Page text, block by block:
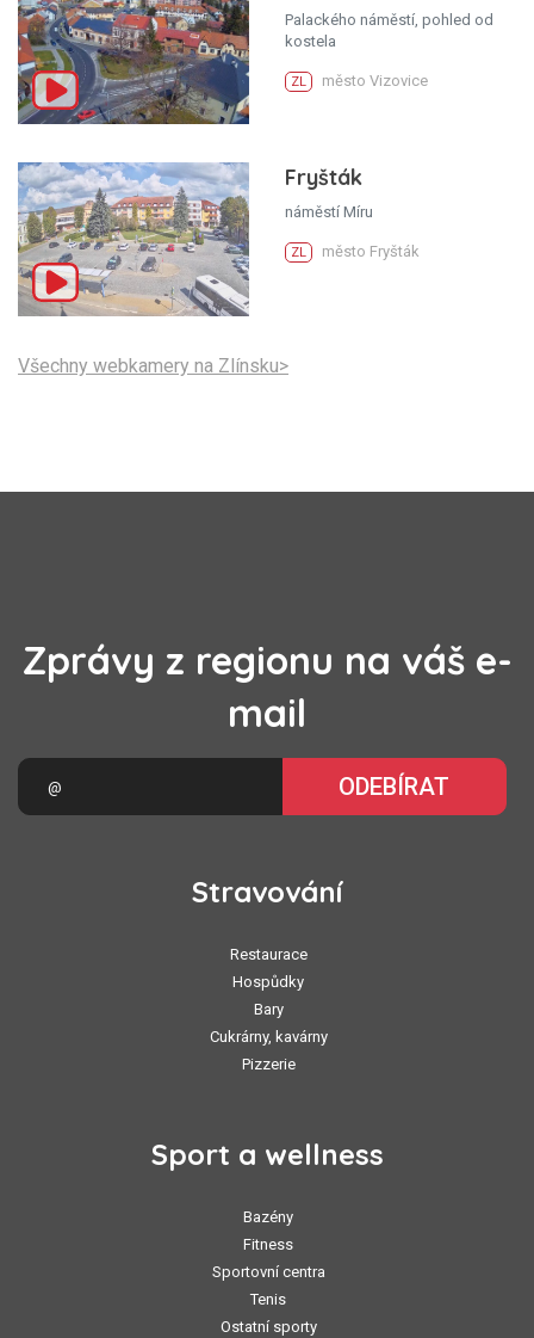
Palackého náměstí, pohled od
kostela
ZL město Vizovice
Fryšták
náměstí Míru
ZL město Fryšták
Všechny webkamery na Zlínsku>
Zprávy z regionu na váš e-
mail
ODEBÍRAT
Stravování
Restaurace
Hospůdky
Bary
Cukrárny, kavárny
Pizzerie
Sport a wellness
Bazény
Fitness
Sportovní centra
Tenis
Ostatní sporty